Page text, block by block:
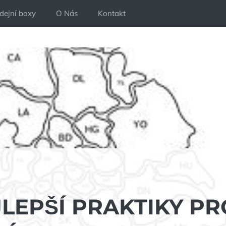
boxy O Nás Kontakt
PRAKTIKY